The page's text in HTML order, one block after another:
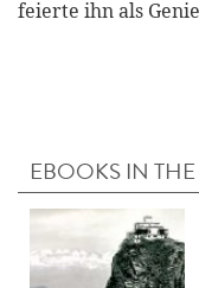
feierte ihn als
EBOOKS IN